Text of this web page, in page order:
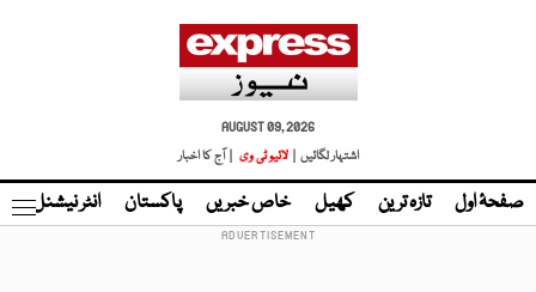
AUGUST 09, 2026
اشتہار لگائیں |
لائیو ٹی وی | آج کا اخبار
صفحۂ اول تازہ ترین کھیل خاص خبریں پاکستان انٹر نیشنل